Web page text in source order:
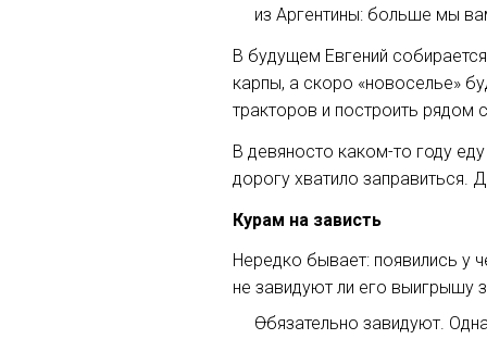
из Аргентины: больше мы
В будущем Евгений
карпы, а скоро «новоселье»
тракторов и построить
В девяносто каком-то году
дорогу хватило заправиться.
Курам на зависть
Нередко бывает: появились у
не завидуют ли его выигрышу
Обязательно завидуют.